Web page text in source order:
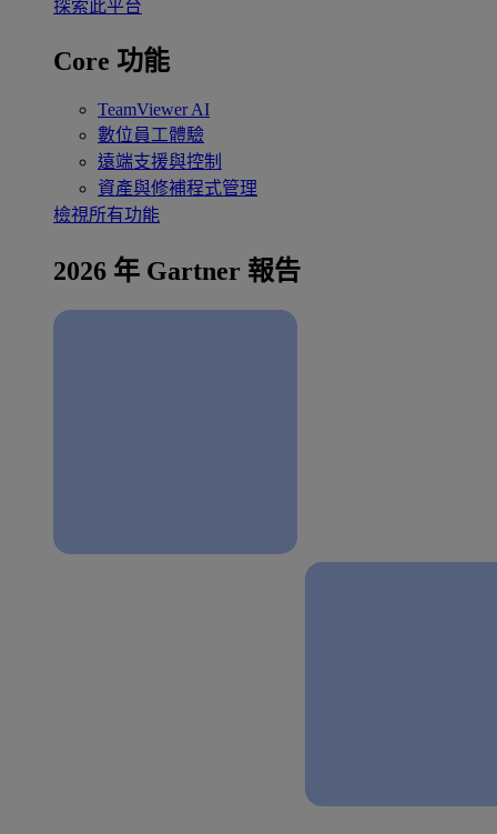
探索此平台
Core 功能
TeamViewer AI
數位員工體驗
遠端支援與控制
資產與修補程式管理
檢視所有功能
2026 年 Gartner 報告